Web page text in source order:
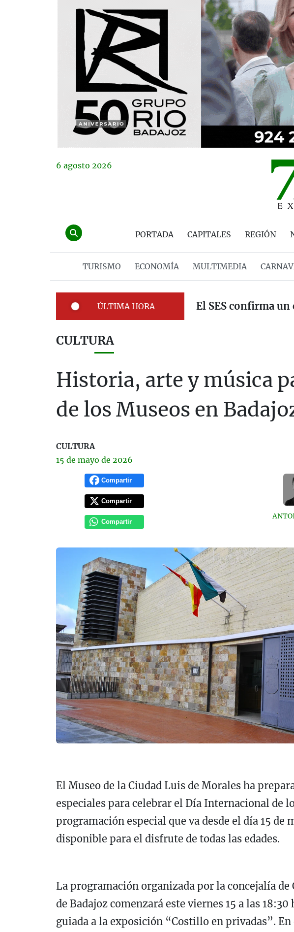
6 agosto 2026
PORTADA CAPITALES REGIÓN
TURISMO ECONOMÍA MULTIMEDIA
ÚLTIMA HORA El SES confirma
CULTURA
Historia, arte y música
de los Museos en
CULTURA
15 de mayo de 2026
Compartir
Compartir
Compartir
El Museo de la Ciudad Luis de Morales ha
especiales para celebrar el Día Internacional de
programación especial que va desde el día 15 de
disponible para el disfrute de todas las edades.
La programación organizada por la concejalía
de Badajoz comenzará este viernes 15 a las
guiada a la exposición “Costillo en privadas”. En